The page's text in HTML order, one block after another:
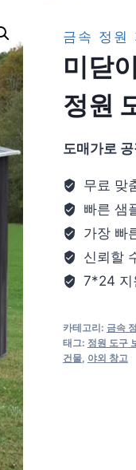
금속 정원
미닫
정원
도매가로
무료 맞
빠른 샘
가장 빠
신뢰할
7*24 지
카테고리: 금속
태그: 정원 도구
건물, 야외 창고